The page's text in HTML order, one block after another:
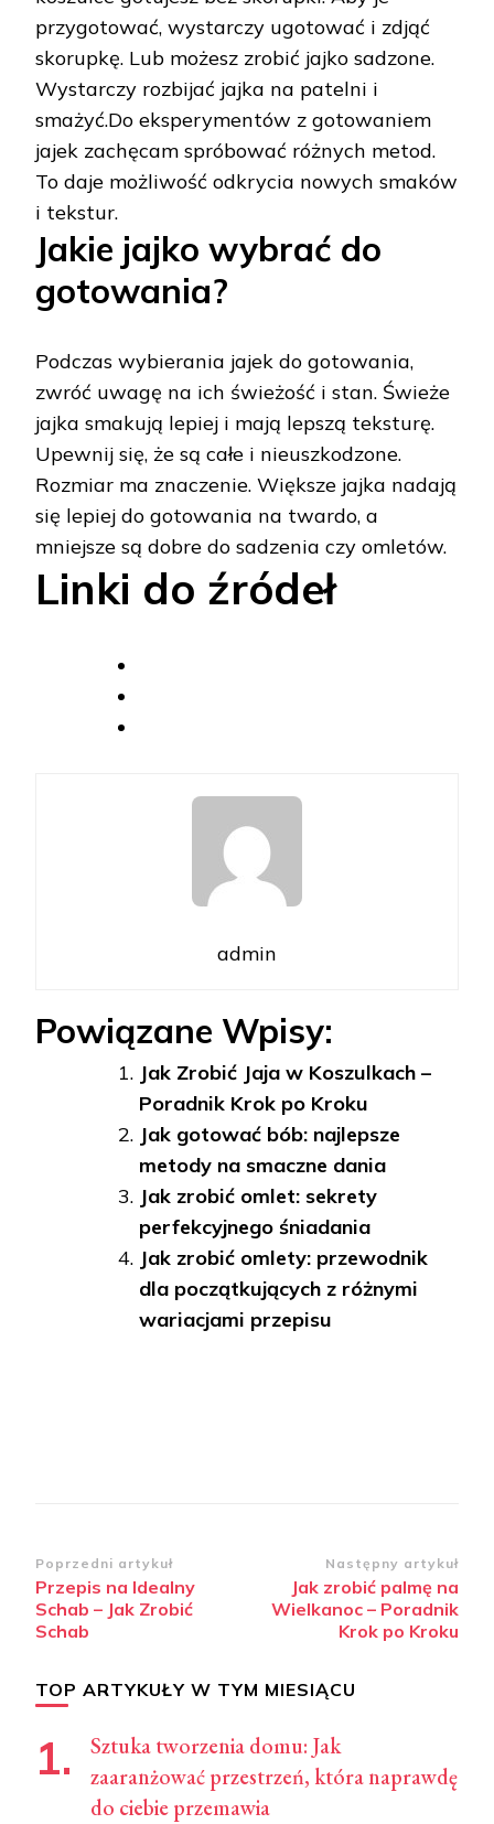
przygotować, wystarczy ugotować i zdjąć
skorupkę. Lub możesz zrobić jajko sadzone.
Wystarczy rozbijać jajka na patelni i
smażyć.Do eksperymentów z gotowaniem
jajek zachęcam spróbować różnych metod.
To daje możliwość odkrycia nowych smaków
i tekstur.
Jakie jajko wybrać do
gotowania?
Podczas wybierania jajek do gotowania,
zwróć uwagę na ich świeżość i stan. Świeże
jajka smakują lepiej i mają lepszą teksturę.
Upewnij się, że są całe i nieuszkodzone.
Rozmiar ma znaczenie. Większe jajka nadają
się lepiej do gotowania na twardo, a
mniejsze są dobre do sadzenia czy omletów.
Linki do źródeł
admin
Powiązane Wpisy:
Jak Zrobić Jaja w Koszulkach –
Poradnik Krok po Kroku
Jak gotować bób: najlepsze
metody na smaczne dania
Jak zrobić omlet: sekrety
perfekcyjnego śniadania
Jak zrobić omlety: przewodnik
dla początkujących z różnymi
wariacjami przepisu
Zobacz
wpisy
Poprzedni artykuł
Przepis na Idealny
Schab – Jak Zrobić
Schab
Następny artykuł
Jak zrobić palmę na
Wielkanoc – Poradnik
Krok po Kroku
TOP ARTYKUŁY W TYM MIESIĄCU
Sztuka tworzenia domu: Jak
zaaranżować przestrzeń, która naprawdę
do ciebie przemawia